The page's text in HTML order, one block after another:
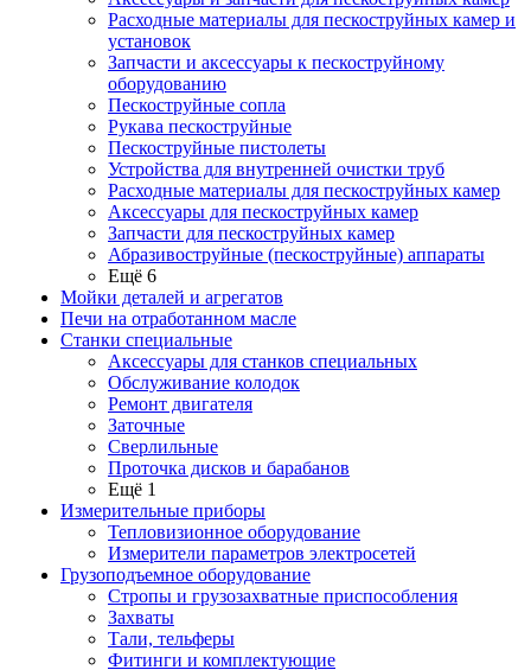
Расходные материалы для пескоструйных камер и
установок
Запчасти и аксессуары к пескоструйному
оборудованию
Пескоструйные сопла
Рукава пескоструйные
Пескоструйные пистолеты
Устройства для внутренней очистки труб
Расходные материалы для пескоструйных камер
Аксессуары для пескоструйных камер
Запчасти для пескоструйных камер
Абразивоструйные (пескоструйные) аппараты
Ещё 6
Мойки деталей и агрегатов
Печи на отработанном масле
Станки специальные
Аксессуары для станков специальных
Обслуживание колодок
Ремонт двигателя
Заточные
Сверлильные
Проточка дисков и барабанов
Ещё 1
Измерительные приборы
Тепловизионное оборудование
Измерители параметров электросетей
Грузоподъемное оборудование
Стропы и грузозахватные приспособления
Захваты
Тали, тельферы
Фитинги и комплектующие